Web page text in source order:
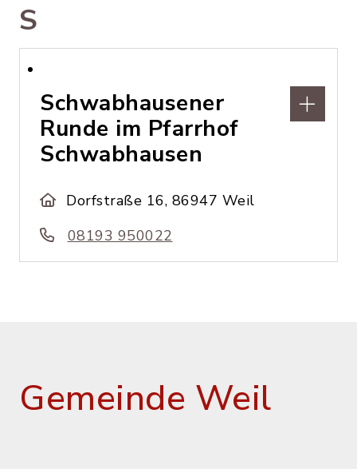
S
Schwabhausener
Runde im Pfarrhof
Schwabhausen
Dorfstraße 16, 86947 Weil
08193 950022
Gemeinde Weil